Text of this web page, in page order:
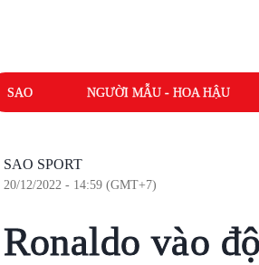
SAO NGƯỜI MẪU - HOA HẬU
SAO SPORT
20/12/2022 - 14:59 (GMT+7)
Ronaldo vào